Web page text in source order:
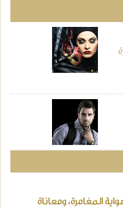
المغامرة، ومعاناة